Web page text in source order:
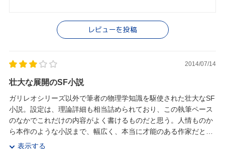
レビューを投稿
2014/07/14
壮大な展開のSF小説
ガリレオシリーズ以外で筆者の物理学知識を駆使された壮大なSF
小説。設定は、理論詳細も相当詰められており、この執筆ペース
のなかでこれだけの内容がよく書けるものだと思う。人情ものか
ら本作のような小説まで、幅広く、本当に才能のある作家だと思
う。 ただ、作者名を開示されずに読んだ場合に...
表示する